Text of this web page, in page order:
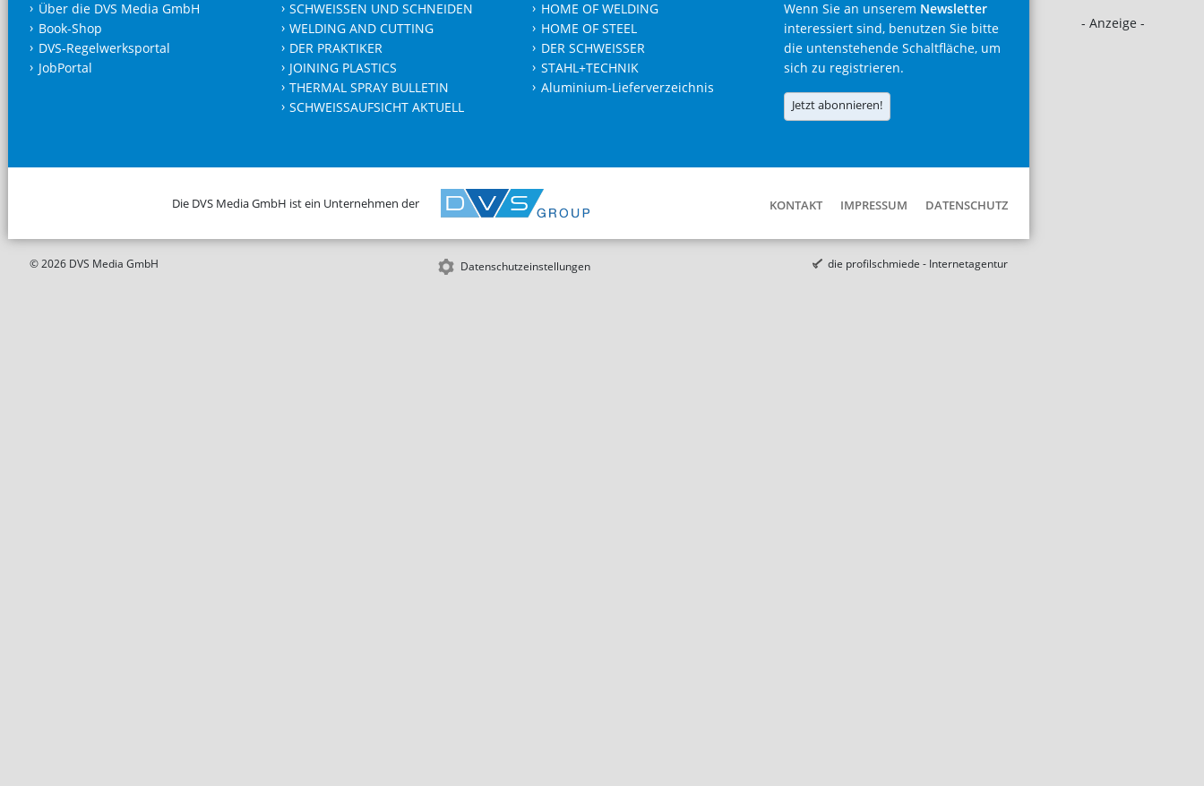
- Anzeige -
Über die DVS Media GmbH
Book-Shop
DVS-Regelwerksportal
JobPortal
SCHWEISSEN UND SCHNEIDEN
WELDING AND CUTTING
DER PRAKTIKER
JOINING PLASTICS
THERMAL SPRAY BULLETIN
SCHWEISSAUFSICHT AKTUELL
HOME OF WELDING
HOME OF STEEL
DER SCHWEISSER
STAHL+TECHNIK
Aluminium-Lieferverzeichnis
Wenn Sie an unserem Newsletter
interessiert sind, benutzen Sie bitte
die untenstehende Schaltfläche, um
sich zu registrieren.
Jetzt abonnieren!
Die DVS Media GmbH ist ein Unternehmen der KONTAKT IMPRESSUM DATENSCHUTZ
© 2026 DVS Media GmbH Datenschutzeinstellungen die profilschmiede - Internetagentur